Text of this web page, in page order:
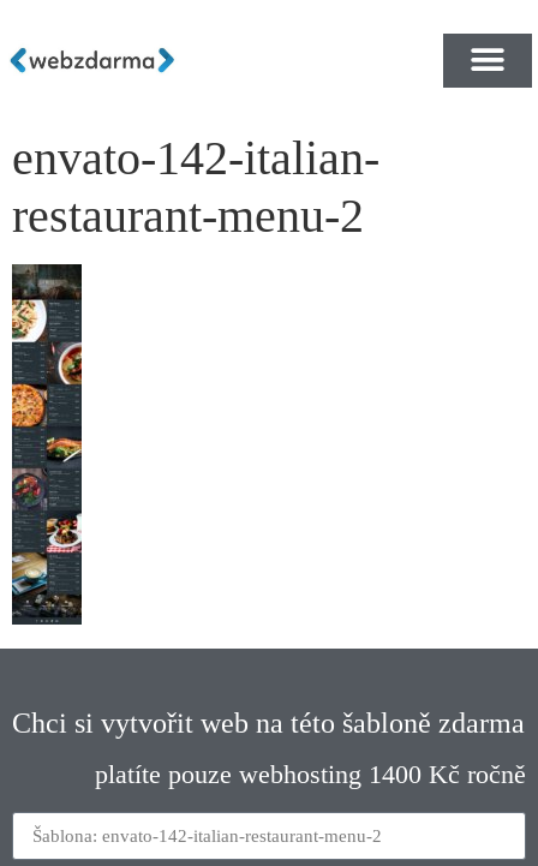
envato-142-italian-
restaurant-menu-2
Chci si vytvořit web na této šabloně zdarma
platíte pouze webhosting 1400 Kč ročně